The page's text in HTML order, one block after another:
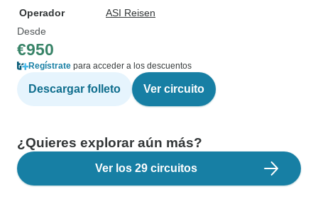
Operador
ASI Reisen
Desde
€950
Regístrate para acceder a los descuentos
Descargar folleto Ver circuito
¿Quieres explorar aún más?
Ver los 29 circuitos